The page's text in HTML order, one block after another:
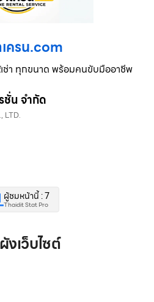
เครน.com
เช่า ทุกขนาด พร้อมคนขับมืออาชีพ
ชั่น จำกัด
LTD.
ผู้ชมหน้านี้ : 7
Thaidit Stat Pro
งเว็บไซต์